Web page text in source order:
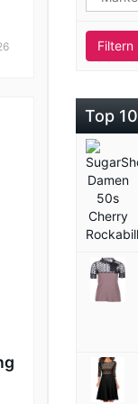
Filtern
Top